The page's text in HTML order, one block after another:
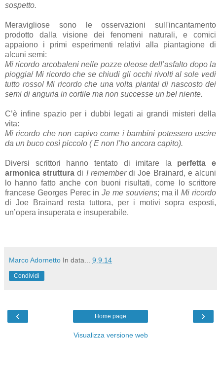
sospetto.
Meravigliose sono le osservazioni sull'incantamento
prodotto dalla visione dei fenomeni naturali, e comici
appaiono i primi esperimenti relativi alla piantagione di
alcuni semi:
Mi ricordo arcobaleni nelle pozze oleose dell’asfalto dopo la
pioggia/Mi ricordo che se chiudi gli occhi rivolti al sole vedi
tutto rosso/Mi ricordo che una volta piantai di nascosto dei
semi di anguria in cortile ma non successe un bel niente.
C’è infine spazio per i dubbi legati ai grandi misteri della
vita:
Mi ricordo che non capivo come i bambini potessero uscire
da un buco così piccolo ( E non l’ho ancora capito).
Diversi scrittori hanno tentato di imitare la perfetta e
armonica struttura di I rememberdi Joe Brainard, e alcuni
lo hanno fatto anche con buoni risultati, come lo scrittore
francese Georges Perec inJe me souviens; ma ilMi ricordo
di Joe Brainard resta tuttora, per i motivi sopra esposti,
un’opera insuperata e insuperabile.
Marco Adornetto In data... 9.9.14
Condividi
‹ ›
Home page
Visualizza versione web